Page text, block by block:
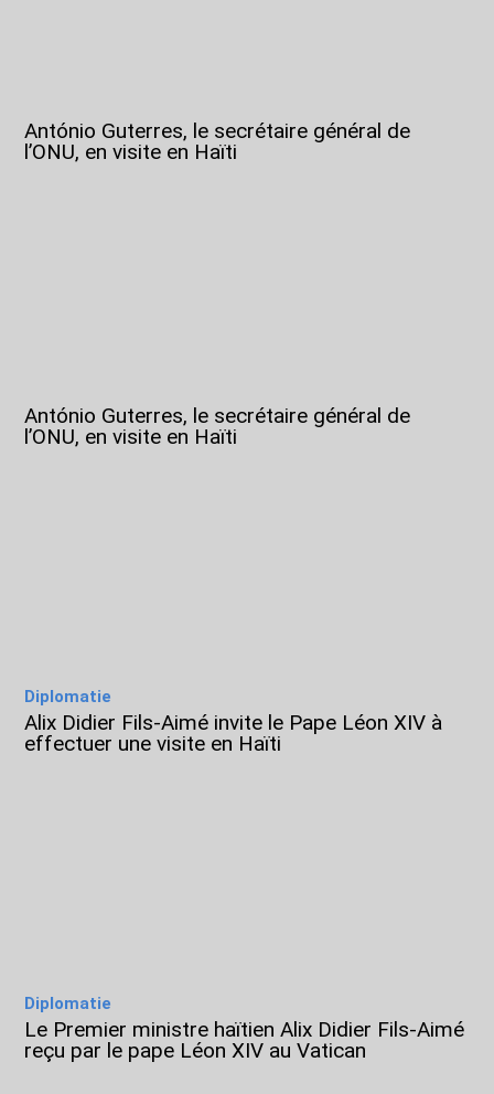
António Guterres, le secrétaire général de
l’ONU, en visite en Haïti
António Guterres, le secrétaire général de
l’ONU, en visite en Haïti
Diplomatie
Alix Didier Fils-Aimé invite le Pape Léon XIV à
effectuer une visite en Haïti
Diplomatie
Le Premier ministre haïtien Alix Didier Fils-Aimé
reçu par le pape Léon XIV au Vatican